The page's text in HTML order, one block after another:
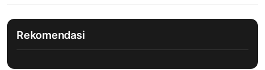
Rekomendasi